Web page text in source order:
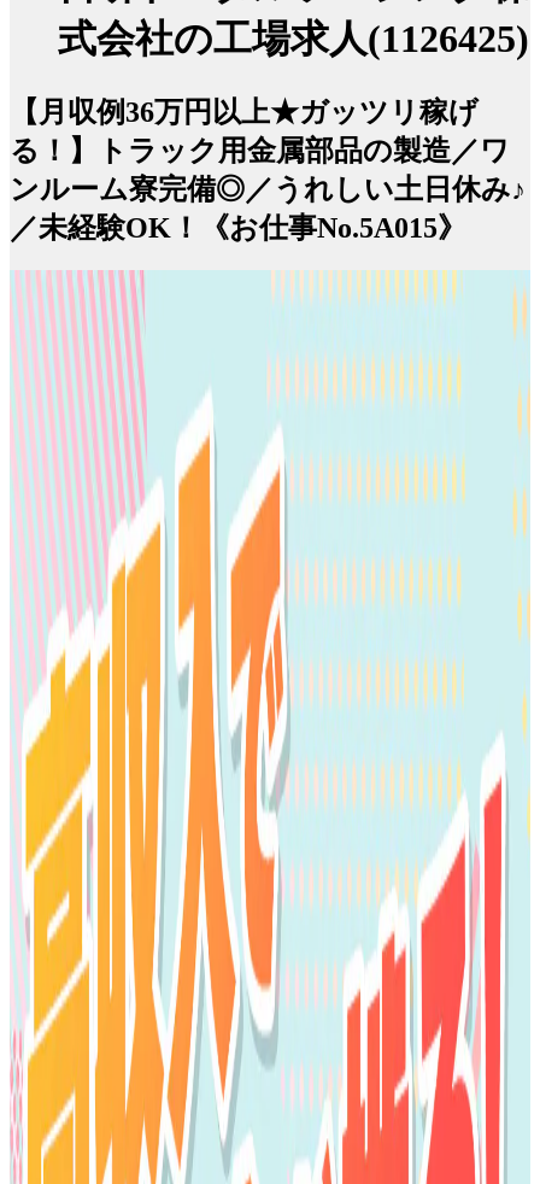
式会社の工場求人(1126425)
【月収例36万円以上★ガッツリ稼げ
る！】トラック用金属部品の製造／ワ
ンルーム寮完備◎／うれしい土日休み♪
／未経験OK！《お仕事No.5A015》